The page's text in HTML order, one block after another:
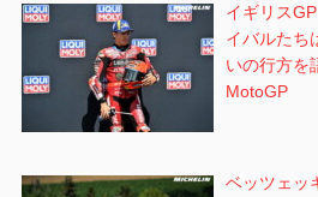
イギリス
イバルたち
いの行方を
MotoGP
ベッツェ